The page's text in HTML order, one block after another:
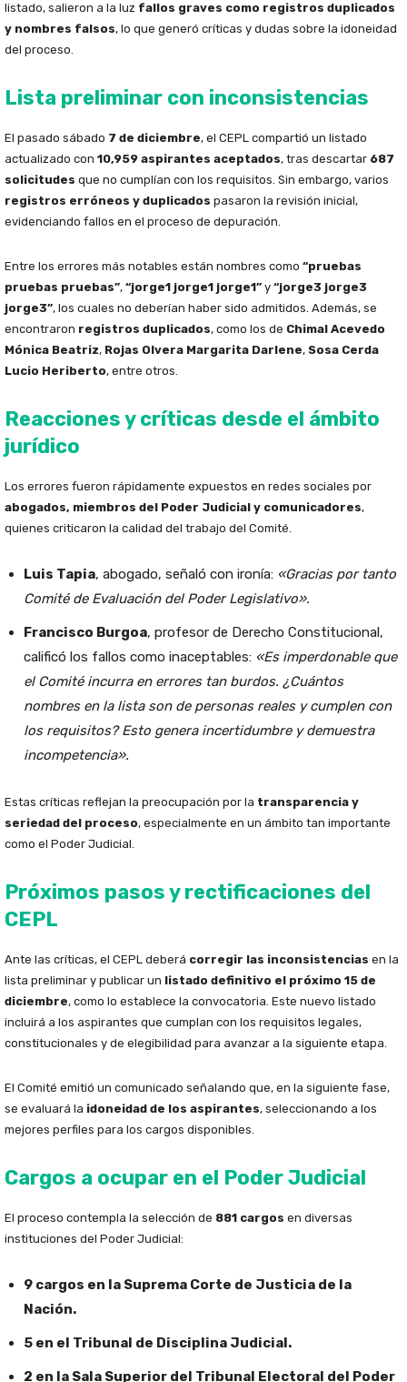
listado, salieron a la luz fallos graves como registros duplicados
y nombres falsos, lo que generó críticas y dudas sobre la idoneidad
del proceso.
Lista preliminar con inconsistencias
El pasado sábado 7 de diciembre, el CEPL compartió un listado
actualizado con 10,959 aspirantes aceptados, tras descartar 687
solicitudes que no cumplían con los requisitos. Sin embargo, varios
registros erróneos y duplicados pasaron la revisión inicial,
evidenciando fallos en el proceso de depuración.
Entre los errores más notables están nombres como “pruebas
pruebas pruebas”, “jorge1 jorge1 jorge1” y “jorge3 jorge3
jorge3”, los cuales no deberían haber sido admitidos. Además, se
encontraron registros duplicados, como los de Chimal Acevedo
Mónica Beatriz, Rojas Olvera Margarita Darlene, Sosa Cerda
Lucio Heriberto, entre otros.
Reacciones y críticas desde el ámbito
jurídico
Los errores fueron rápidamente expuestos en redes sociales por
abogados, miembros del Poder Judicial y comunicadores,
quienes criticaron la calidad del trabajo del Comité.
Luis Tapia, abogado, señaló con ironía: «Gracias por tanto
Comité de Evaluación del Poder Legislativo».
Francisco Burgoa, profesor de Derecho Constitucional,
calificó los fallos como inaceptables: «Es imperdonable que
el Comité incurra en errores tan burdos. ¿Cuántos
nombres en la lista son de personas reales y cumplen con
los requisitos? Esto genera incertidumbre y demuestra
incompetencia».
Estas críticas reflejan la preocupación por la transparencia y
seriedad del proceso, especialmente en un ámbito tan importante
como el Poder Judicial.
Próximos pasos y rectificaciones del
CEPL
Ante las críticas, el CEPL deberá corregir las inconsistencias en la
lista preliminar y publicar un listado definitivo el próximo 15 de
diciembre, como lo establece la convocatoria. Este nuevo listado
incluirá a los aspirantes que cumplan con los requisitos legales,
constitucionales y de elegibilidad para avanzar a la siguiente etapa.
El Comité emitió un comunicado señalando que, en la siguiente fase,
se evaluará la idoneidad de los aspirantes, seleccionando a los
mejores perfiles para los cargos disponibles.
Cargos a ocupar en el Poder Judicial
El proceso contempla la selección de 881 cargos en diversas
instituciones del Poder Judicial:
9 cargos en la Suprema Corte de Justicia de la
Nación.
5 en el Tribunal de Disciplina Judicial.
2 en la Sala Superior del Tribunal Electoral del Poder